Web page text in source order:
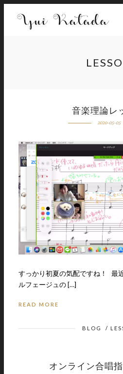
音楽理論レ
2020-05-05
すっかり初夏の気配ですね！ 最
ルフェージュの […]
READ MORE
BLOG /
オンライン合唱